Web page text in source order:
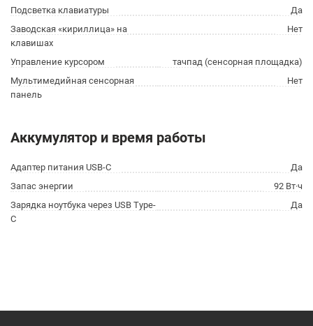
Подсветка клавиатуры
Да
Заводская «кириллица» на
клавишах
Нет
Управление курсором
тачпад (сенсорная площадка)
Мультимедийная сенсорная
панель
Нет
Аккумулятор и время работы
Адаптер питания USB-C
Да
Запас энергии
92 Вт·ч
Зарядка ноутбука через USB Type-
C
Да